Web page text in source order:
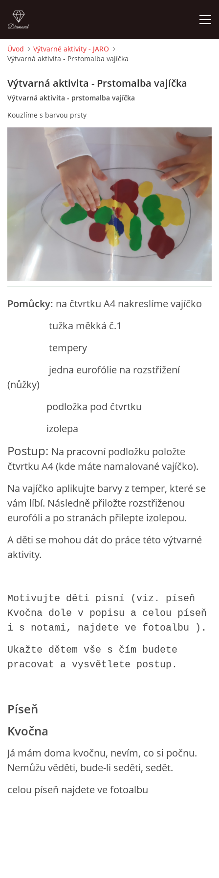
ÚVOD
O MĚ
FOTOALBUM
DĚJINY VÝTVARNÉHO UMĚNÍ
NOVINKY ZE ŠKOLSTVÍ 2025
ROČNÍ PLÁN - INSPIRACE /DLE NOVÉHO RVP PV 2025
VZDĚLÁVACÍ BLOK ZÁŘÍ
VZDĚLÁVACÍ BLOK ŘÍJEN
VZDĚLÁVACÍ BLOK LISTOPAD
VZDĚLÁVACÍ BLOK PROSINEC
VZDĚLÁVACÍ BLOK ÚNOR
VZDĚLÁVACÍ BLOK DUBEN
VÝTVARNÉ POMŮCKY
VÝTVARNÉ AKTIVITY - JARO
VÝTVARNÉ AKTIVITY - PODZIM
VÝTVARNÉ AKTIVITY - ZIMA
Úvod
Výtvarné aktivity - JARO
Výtvarná aktivita - Prstomalba vajíčka
Výtvarná aktivita - Prstomalba vajíčka
Výtvarná aktivita - prstomalba vajíčka
Kouzlíme s barvou prsty
Pomůcky: na čtvrtku A4 nakreslíme vajíčko
tužka měkká č.1
tempery
jedna eurofólie na rozstřižení
(nůžky)
podložka pod čtvrtku
izolepa
Postup: Na pracovní podložku položte
čtvrtku A4 (kde máte namalované vajíčko).
Na vajíčko aplikujte barvy z temper, které se
vám líbí. Následně přiložte rozstřiženou
eurofóli a po stranách přilepte izolepou.
A děti se mohou dát do práce této výtvarné
aktivity.
Motivujte děti písní (viz. píseň
Kvočna dole v popisu a celou píseň
i s notami, najdete ve fotoalbu ).
Ukažte dětem vše s čím budete
pracovat a vysvětlete postup.
Píseň
Kvočna
Já mám doma kvočnu, nevím, co si počnu.
Nemůžu věděti, bude-li seděti, sedět.
celou píseň najdete ve fotoalbu